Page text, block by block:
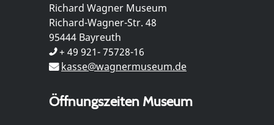
Richard Wagner Museum
Richard-Wagner-Str. 48
95444 Bayreuth
+ 49 921- 75728-16
kasse@wagnermuseum.de
Öffnungszeiten Museum